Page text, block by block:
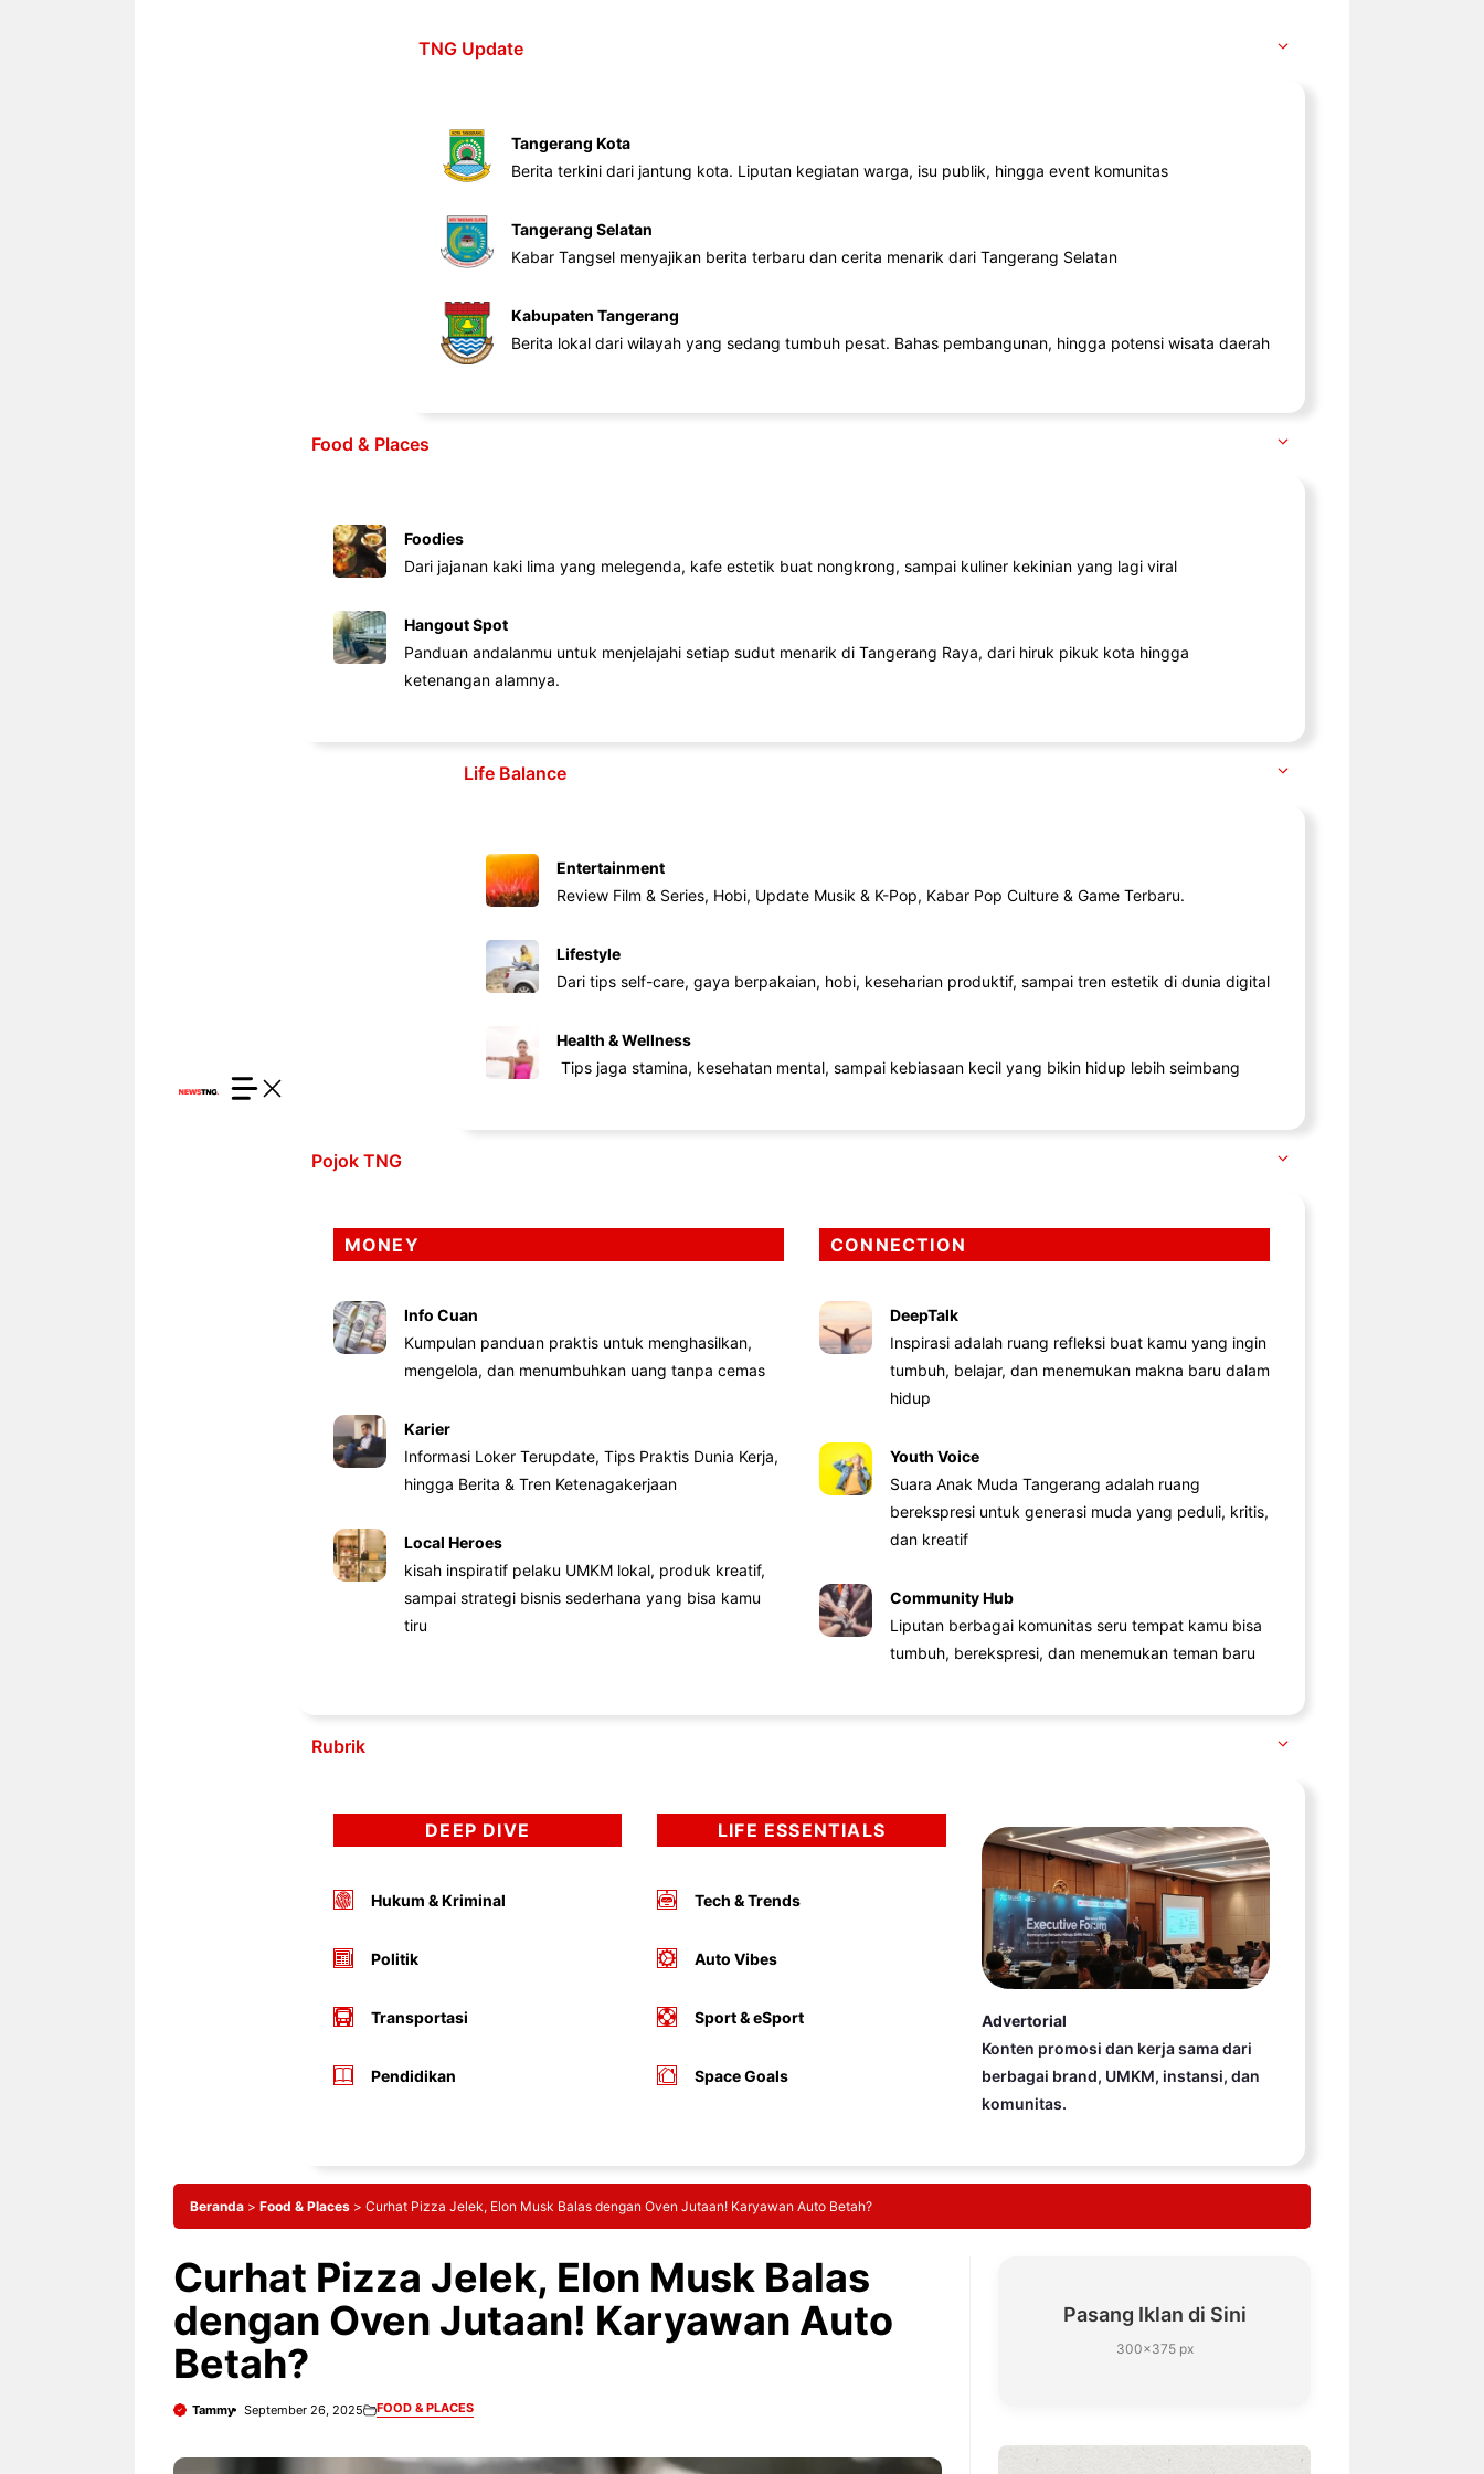
TNG Update
Tangerang Kota
Berita terkini dari jantung kota. Liputan kegiatan warga, isu publik, hingga event komunitas
Tangerang Selatan
Kabar Tangsel menyajikan berita terbaru dan cerita menarik dari Tangerang Selatan
Kabupaten Tangerang
Berita lokal dari wilayah yang sedang tumbuh pesat. Bahas pembangunan, hingga potensi wisata daerah
Food & Places
Foodies
Dari jajanan kaki lima yang melegenda, kafe estetik buat nongkrong, sampai kuliner kekinian yang lagi viral
Hangout Spot
Panduan andalanmu untuk menjelajahi setiap sudut menarik di Tangerang Raya, dari hiruk pikuk kota hingga
ketenangan alamnya.
Life Balance
Entertainment
Review Film & Series, Hobi, Update Musik & K-Pop, Kabar Pop Culture & Game Terbaru.
Lifestyle
Dari tips self-care, gaya berpakaian, hobi, keseharian produktif, sampai tren estetik di dunia digital
Health & Wellness
Tips jaga stamina, kesehatan mental, sampai kebiasaan kecil yang bikin hidup lebih seimbang
Pojok TNG
MONEY
Info Cuan
Kumpulan panduan praktis untuk menghasilkan,
mengelola, dan menumbuhkan uang tanpa cemas
Karier
Informasi Loker Terupdate, Tips Praktis Dunia Kerja,
hingga Berita & Tren Ketenagakerjaan
Local Heroes
kisah inspiratif pelaku UMKM lokal, produk kreatif,
sampai strategi bisnis sederhana yang bisa kamu
tiru
CONNECTION
DeepTalk
Inspirasi adalah ruang refleksi buat kamu yang ingin
tumbuh, belajar, dan menemukan makna baru dalam
hidup
Youth Voice
Suara Anak Muda Tangerang adalah ruang
berekspresi untuk generasi muda yang peduli, kritis,
dan kreatif
Community Hub
Liputan berbagai komunitas seru tempat kamu bisa
tumbuh, berekspresi, dan menemukan teman baru
Rubrik
DEEP DIVE
Hukum & Kriminal
Politik
Transportasi
Pendidikan
LIFE ESSENTIALS
Tech & Trends
Auto Vibes
Sport & eSport
Space Goals
Advertorial
Konten promosi dan kerja sama dari
berbagai brand, UMKM, instansi, dan
komunitas.
Beranda > Food & Places > Curhat Pizza Jelek, Elon Musk Balas dengan Oven Jutaan! Karyawan Auto Betah?
Curhat Pizza Jelek, Elon Musk Balas
dengan Oven Jutaan! Karyawan Auto
Betah?
Tammy September 26, 2025 FOOD & PLACES
Pasang Iklan di Sini
300×375 px